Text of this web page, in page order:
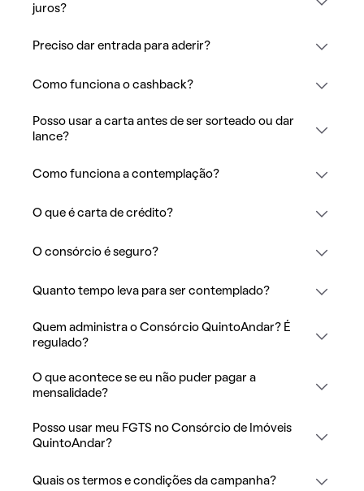
juros?
Preciso dar entrada para aderir?
Como funciona o cashback?
Posso usar a carta antes de ser sorteado ou dar
lance?
Como funciona a contemplação?
O que é carta de crédito?
O consórcio é seguro?
Quanto tempo leva para ser contemplado?
Quem administra o Consórcio QuintoAndar? É
regulado?
O que acontece se eu não puder pagar a
mensalidade?
Posso usar meu FGTS no Consórcio de Imóveis
QuintoAndar?
Quais os termos e condições da campanha?